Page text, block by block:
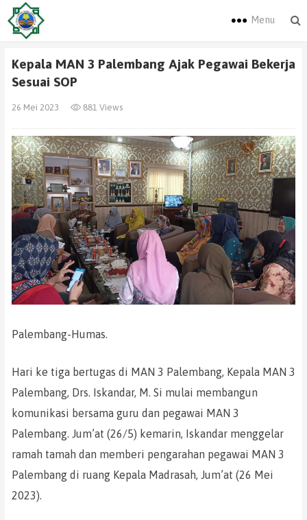
Menu
Kepala MAN 3 Palembang Ajak Pegawai Bekerja
Sesuai SOP
26 Mei 2023 881 Views
Palembang-Humas.
Hari ke tiga bertugas di MAN 3 Palembang, Kepala MAN 3
Palembang, Drs. Iskandar, M. Si mulai membangun
komunikasi bersama guru dan pegawai MAN 3
Palembang. Jum’at (26/5) kemarin, Iskandar menggelar
ramah tamah dan memberi pengarahan pegawai MAN 3
Palembang di ruang Kepala Madrasah, Jum’at (26 Mei
2023).